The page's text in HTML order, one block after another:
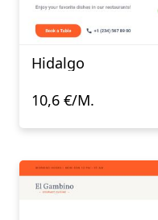
Hidalgo
10,6 €/M.